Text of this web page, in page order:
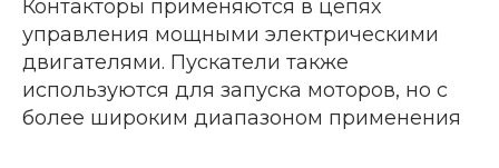
Контакторы применяются в цепях
управления мощными электрическими
двигателями. Пускатели также
используются для запуска моторов, но с
более широким диапазоном применения